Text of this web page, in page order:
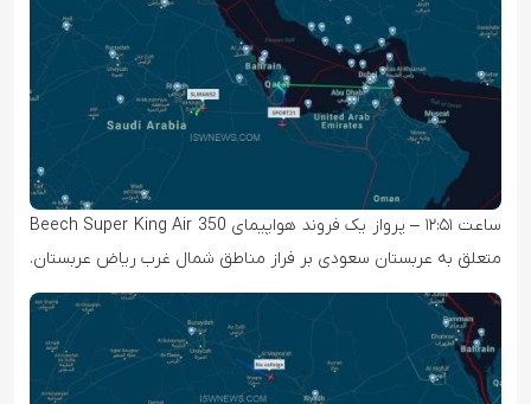
ساعت ۱۲:۵۱ – پرواز یک فروند هواپیمای Beech Super King Air 350
متعلق به عربستان سعودی بر فراز مناطق شمال غرب ریاض عربستان.